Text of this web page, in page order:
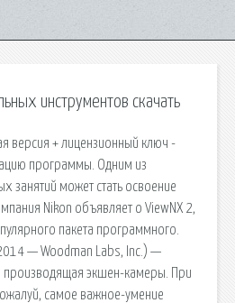
инструментов скачать
версия + лицензионный ключ -
программы. Одним из
занятий может стать освоение
Nikon объявляет о ViewNX 2,
пакета программного.
— Woodman Labs, Inc.) —
производящая экшен-камеры. При
самое важное-умение